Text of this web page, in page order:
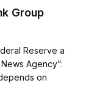
Group
Reserve a
Agency”:
on